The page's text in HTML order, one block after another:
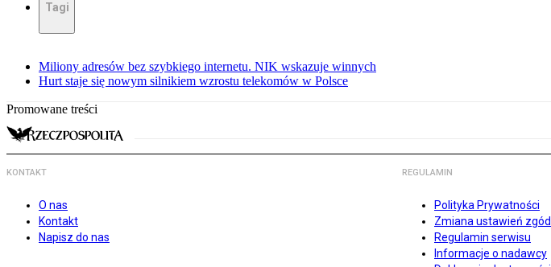
Tagi
Miliony adresów bez szybkiego internetu. NIK wskazuje winnych
Hurt staje się nowym silnikiem wzrostu telekomów w Polsce
Promowane treści
KONTAKT
O nas
Kontakt
Napisz do nas
REGULAMIN
Polityka Prywatności
Zmiana ustawień zgód
Regulamin serwisu
Informacje o nadawcy